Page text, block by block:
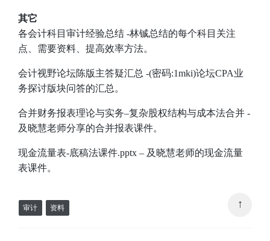
其它
各会计科目审计经验总结 -林铖总结的每个科目关注
点、需要资料、提高效率方法。
会计视野论坛陈版主答疑汇总 -(密码:1mki)论坛CPA业
务探讨版块问答的汇总。
合并财务报表理论与实务–复杂股权结构与成本法合并 -
及晓慧老师分享的合并报表课件。
现金流量表-底稿法课件.pptx – 及晓慧老师的现金流量
表课件。
审计 资料 ↑